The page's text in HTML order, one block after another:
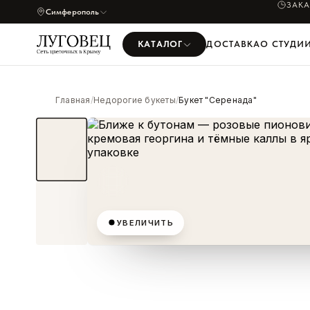
Симферополь
КАТАЛОГ ДОСТАВКАО СТУДИИ
Главная/Недорогие букеты/Букет "Серенада"
УВЕЛИЧИТЬ